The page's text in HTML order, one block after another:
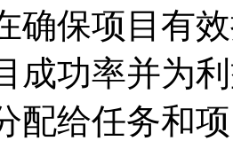
确保项目有
成功率并为
配给任务和